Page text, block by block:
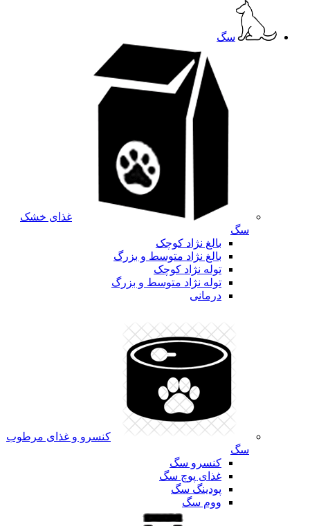
سگ
غذای خشک
سگ
بالغ نژاد کوچک
بالغ نژاد متوسط و بزرگ
توله نژاد کوچک
توله نژاد متوسط و بزرگ
درمانی
کنسرو و غذای مرطوب
سگ
کنسرو سگ
غذای پوچ سگ
پودینگ سگ
ووم سگ